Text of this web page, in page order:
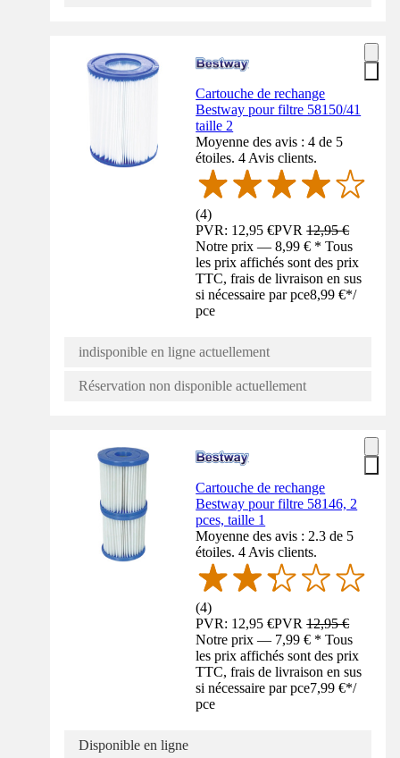
Cartouche de rechange
Bestway pour filtre 58150/41
taille 2
Moyenne des avis : 4 de 5
étoiles. 4 Avis clients.
(4)
PVR: 12,95 €PVR12,95 €
Notre prix — 8,99 € * Tous
les prix affichés sont des prix
TTC, frais de livraison en sus
si nécessaire par pce8,99 €*/
pce
indisponible en ligne actuellement
Réservation non disponible actuellement
Cartouche de rechange
Bestway pour filtre 58146, 2
pces, taille 1
Moyenne des avis : 2.3 de 5
étoiles. 4 Avis clients.
(4)
PVR: 12,95 €PVR12,95 €
Notre prix — 7,99 € * Tous
les prix affichés sont des prix
TTC, frais de livraison en sus
si nécessaire par pce7,99 €*/
pce
Disponible en ligne